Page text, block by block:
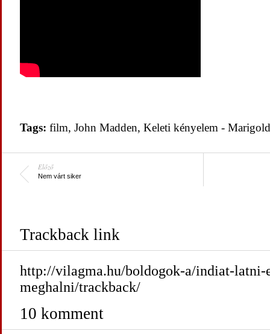
Tags: film, John Madden, Keleti kényelem -
Előző
Nem várt siker
Trackback link
http://vilagma.hu/boldogok-a/indiat-latni-
meghalni/trackback/
10 komment